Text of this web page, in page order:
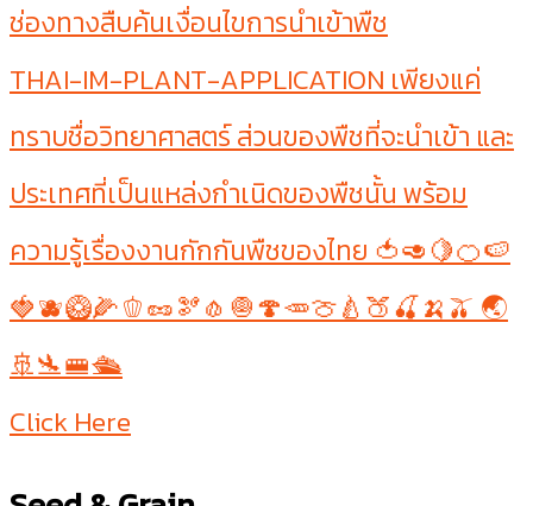
ช่องทางสืบค้นเงื่อนไขการนำเข้าพืช
THAI-IM-PLANT-APPLICATION เพียงแค่
ทราบชื่อวิทยาศาสตร์ ส่วนของพืชที่จะนำเข้า และ
ประเทศที่เป็นแหล่งกำเนิดของพืชนั้น พร้อม
ความรู้เรื่องงานกักกันพืชของไทย 🍅🥑🍋🍊🍉
🍓🫐🥝🌽🫑🥜🫘🧄🧅🍄🥕🍈🍐🍑🍒🍌🫒 🌏
🚢🛬🚝🛳
Click Here